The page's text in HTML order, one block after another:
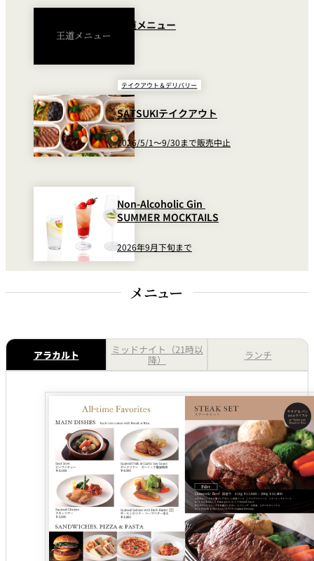
王道メニュー
テイクアウト＆デリバリー
SATSUKIテイクアウト
2026/5/1～9/30まで販売中止
Non-Alcoholic Gin
SUMMER MOCKTAILS
2026年9月下旬まで
メニュー
アラカルト ミッドナイト（21時以
降） ランチ